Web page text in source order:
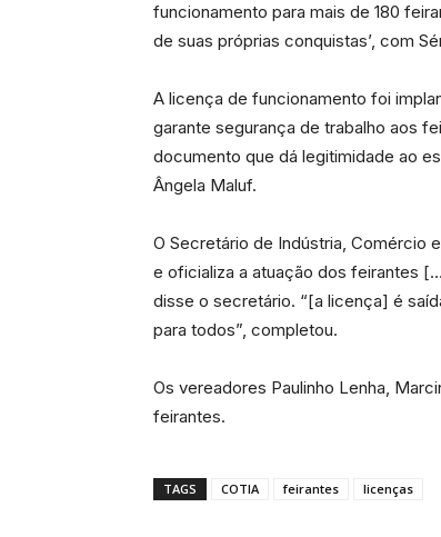
funcionamento para mais de 180
de suas próprias conquistas’, com
A licença de funcionamento foi
garante segurança de trabalho aos
documento que dá legitimidade ao
Ângela Maluf.
O Secretário de Indústria, Comércio
e oficializa a atuação dos feirantes
disse o secretário. “[a licença] é
para todos”, completou.
Os vereadores Paulinho Lenha,
feirantes.
TAGS COTIA feirantes licenças